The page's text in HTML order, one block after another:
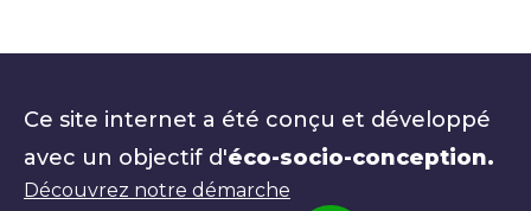
Ce site internet a été conçu et développé
avec un objectif d'éco-socio-conception.
Découvrez notre démarche